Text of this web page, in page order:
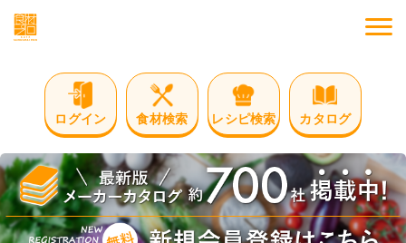
ログイン 食材検索 レシピ検索 カタログ